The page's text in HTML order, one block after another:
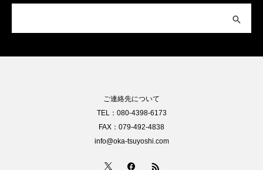
ご連絡先について
TEL：080-4398-6173
FAX：079-492-4838
info@oka-tsuyoshi.com